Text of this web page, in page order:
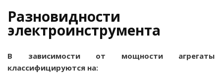
Разновидности
электроинструмента
В зависимости от мощности агрегаты
классифицируются на: